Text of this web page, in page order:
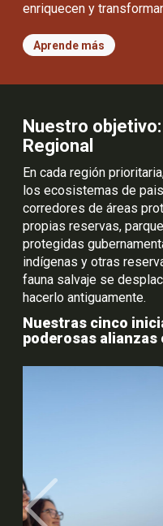
enriquecen y
Aprende más
Nuestro
Regional
En cada región
los ecosistemas de
corredores de áreas
propias reservas,
protegidas
indígenas y otras
fauna salvaje se
hacerlo antiguamente.
Nuestras cinco
poderosas alianzas
Previous